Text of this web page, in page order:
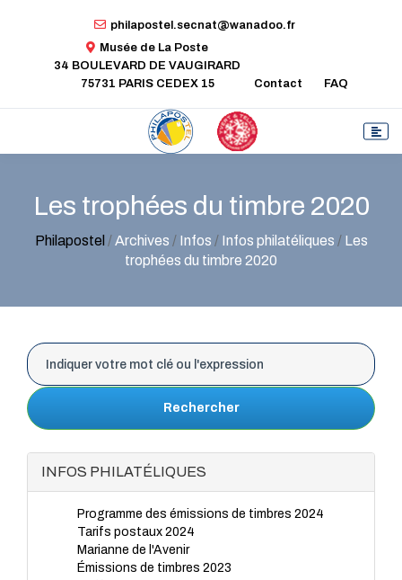
philapostel.secnat@wanadoo.fr
Musée de La Poste
34 BOULEVARD DE VAUGIRARD
75731 PARIS CEDEX 15
Contact FAQ
Les trophées du timbre 2020
Philapostel /Archives / Infos / Infos philatéliques / Les
trophées du timbre 2020
Rechercher
INFOS PHILATÉLIQUES
Programme des émissions de timbres 2024
Tarifs postaux 2024
Marianne de l'Avenir
Émissions de timbres 2023